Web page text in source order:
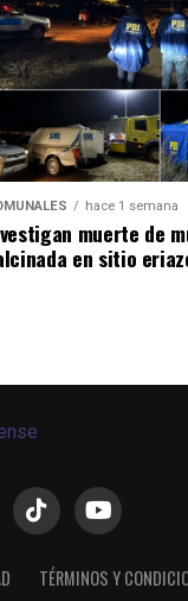
hace 1 semana
muerte de
en sitio
TÉRMINOS Y